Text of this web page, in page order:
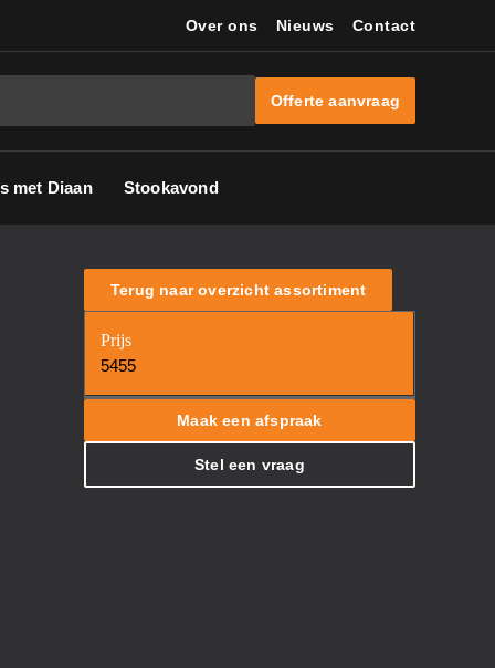
Over ons Nieuws Contact
Offerte aanvraag
met Diaan Stookavond
Terug naar overzicht assortiment
Prijs
5455
Maak een afspraak
Stel een vraag